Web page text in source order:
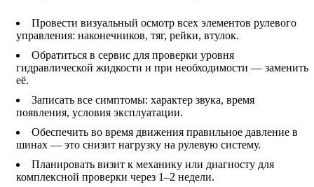
Провести визуальный осмотр всех элементов рулевого
управления: наконечников, тяг, рейки, втулок.
Обратиться в сервис для проверки уровня
гидравлической жидкости и при необходимости — заменить
её.
Записать все симптомы: характер звука, время
появления, условия эксплуатации.
Обеспечить во время движения правильное давление в
шинах — это снизит нагрузку на рулевую систему.
Планировать визит к механику или диагносту для
комплексной проверки через 1–2 недели.